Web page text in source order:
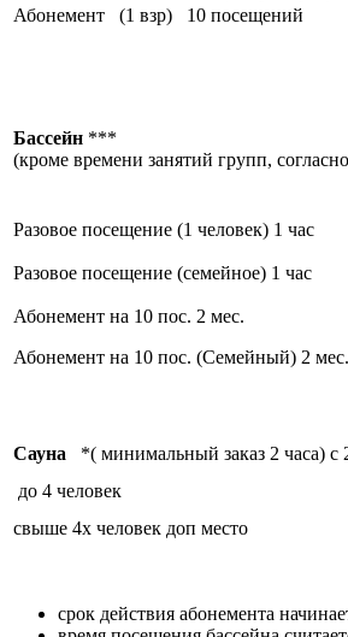
Абонемент (1 взр) 10 посещений
Бассейн ***
(кроме времени занятий групп,
Разовое посещение (1 человек) 1 час
Разовое посещение (семейное) 1 час
Абонемент на 10 пос. 2 мес.
Абонемент на 10 пос. (Семейный) 2 мес.
Сауна *( минимальный заказ 2 часа) с
до 4 человек
свыше 4х человек доп место
срок действия абонемента